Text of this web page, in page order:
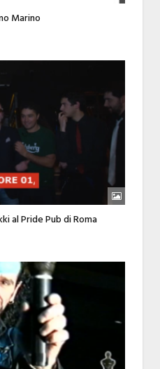
Marino
al Pride Pub di Roma